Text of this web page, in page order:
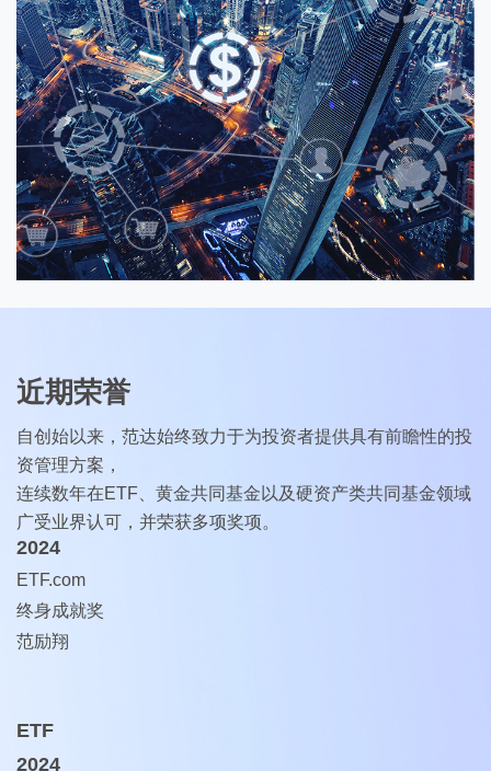
近期荣誉
自创始以来，范达始终致力于为投资者提供具有前瞻性的投
资管理方案，
连续数年在ETF、黄金共同基金以及硬资产类共同基金领域
广受业界认可，并荣获多项奖项。
2024
ETF.com
终身成就奖
范励翔
ETF
2024